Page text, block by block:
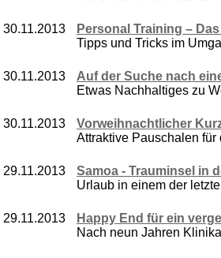
30.11.2013
Personal Training –
Tipps und Tricks im
30.11.2013
Auf der Suche nach
Etwas Nachhaltiges zu
30.11.2013
Vorweihnachtlicher
Attraktive Pauschalen
29.11.2013
Samoa - Trauminsel in
Urlaub in einem der
29.11.2013
Happy End für ein
Nach neun Jahren